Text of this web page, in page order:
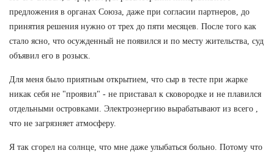
предложения в органах Союза, даже при согласии партнеров, до
принятия решения нужно от трех до пяти месяцев. После того как
стало ясно, что осужденный не появился и по месту жительства, суд
объявил его в розыск.
Для меня было приятным открытием, что сыр в тесте при жарке
никак себя не "проявил" - не приставал к сковородке и не плавился
отдельными островками. Электроэнергию вырабатывают из всего ,
что не загрязняет атмосферу.
Я так сгорел на солнце, что мне даже улыбаться больно. Потому что